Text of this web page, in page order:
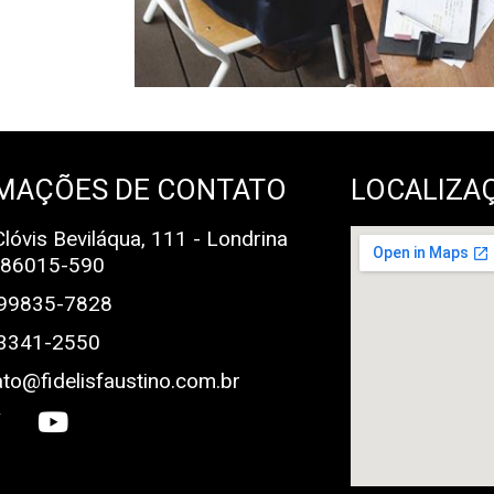
DE CONTATO
Beviláqua, 111 - Londrina
590
7828
2550